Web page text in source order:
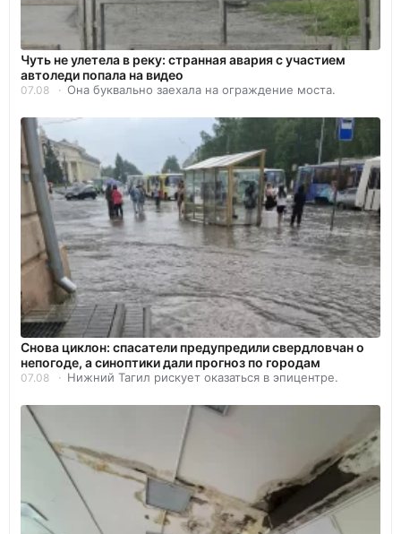
Чуть не улетела в реку: странная авария с участием
автоледи попала на видео
07.08 Она буквально заехала на ограждение моста.
Снова циклон: спасатели предупредили свердловчан о
непогоде, а синоптики дали прогноз по городам
07.08 Нижний Тагил рискует оказаться в эпицентре.